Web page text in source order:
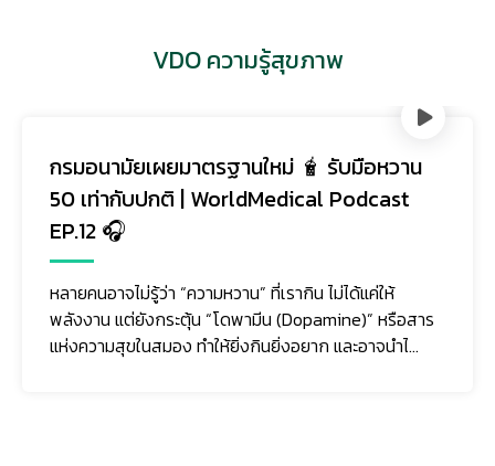
VDO ความรู้สุขภาพ
รับมือความเครียดยังไง ในวันที่โลกผันผวน |
WorldMedical Podcast EP.11 🎧
ความเครียด…ไม่ใช่แค่เรื่องของ “ใจ” แต่ยังส่งผลต่อ
ร่างกาย ทั้งการนอนหลับที่แย่ลง ภูมิคุ้มกันลดลง
อ่อนเพลีย หรือป่วยง่าย